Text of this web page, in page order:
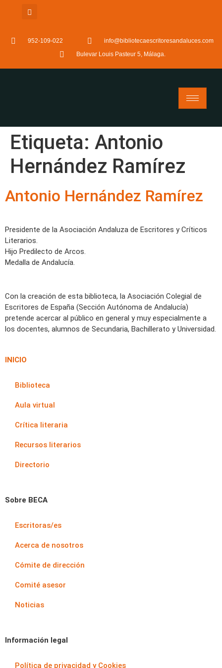
952-109-022
info@bibliotecaescritoresandaluces.com
Bulevar Louis Pasteur 5, Málaga.
Etiqueta: Antonio
Hernández Ramírez
Antonio Hernández Ramírez
Presidente de la Asociación Andaluza de Escritores y Críticos
Literarios.
Hijo Predilecto de Arcos.
Medalla de Andalucía.
Con la creación de esta biblioteca, la Asociación Colegial de
Escritores de España (Sección Autónoma de Andalucía)
pretende acercar al público en general y muy especialmente a
los docentes, alumnos de Secundaria, Bachillerato y Universidad.
INICIO
Biblioteca
Aula virtual
Crítica literaria
Recursos literarios
Directorio
Sobre BECA
Escritoras/es
Acerca de nosotros
Cómite de dirección
Comité asesor
Noticias
Información legal
Política de privacidad y Cookies